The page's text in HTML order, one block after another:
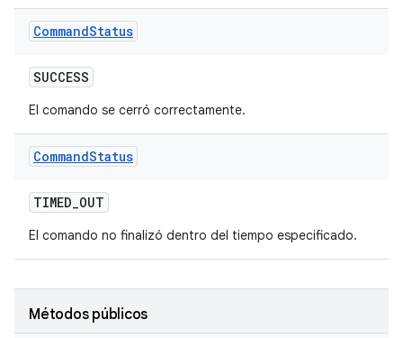
CommandStatus
SUCCESS
El comando se cerró correctamente.
CommandStatus
TIMED_OUT
El comando no finalizó dentro del tiempo especificado.
Métodos públicos